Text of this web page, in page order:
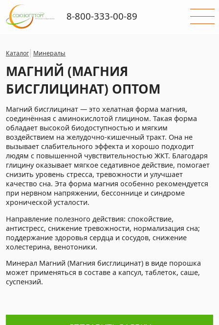
Каталог Минералы
МАГНИЙ (МАГНИЯ
БИСГЛИЦИНАТ) ОПТОМ
Магний бисглицинат — это хелатная форма магния,
соединённая с аминокислотой глицином. Такая форма
обладает высокой биодоступностью и мягким
воздействием на желудочно-кишечный тракт. Она не
вызывает слабительного эффекта и хорошо подходит
людям с повышенной чувствительностью ЖКТ. Благодаря
глицину оказывает мягкое седативное действие, помогает
снизить уровень стресса, тревожности и улучшает
качество сна. Эта форма магния особенно рекомендуется
при нервном напряжении, бессоннице и синдроме
хронической усталости.
Направление полезного действия: спокойствие,
антистресс, снижение тревожности, нормализация сна;
поддержание здоровья сердца и сосудов, снижение
холестерина, венотоники.
Минерал Магний (Магния бисглицинат) в виде порошка
может применяться в составе а капсул, таблеток, саше,
суспензий.
8-800-333-00-89